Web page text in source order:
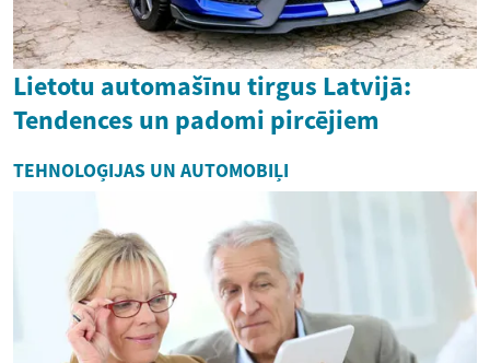
Lietotu automašīnu tirgus Latvijā:
Tendences un padomi pircējiem
TEHNOLOĢIJAS UN AUTOMOBIĻI